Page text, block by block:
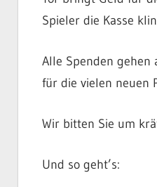
Spieler die Kasse
Alle Spenden
für die vielen neuen
Wir bitten Sie um
Und so geht’s: